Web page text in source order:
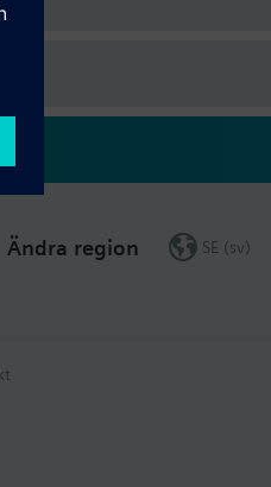
Ändra region SE (sv)